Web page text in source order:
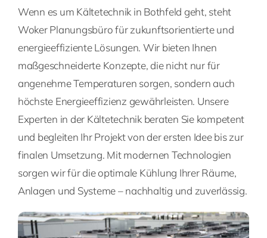
Wenn es um Kältetechnik in Bothfeld geht, steht
Woker Planungsbüro für zukunftsorientierte und
energieeffiziente Lösungen. Wir bieten Ihnen
maßgeschneiderte Konzepte, die nicht nur für
angenehme Temperaturen sorgen, sondern auch
höchste Energieeffizienz gewährleisten. Unsere
Experten in der Kältetechnik beraten Sie kompetent
und begleiten Ihr Projekt von der ersten Idee bis zur
finalen Umsetzung. Mit modernen Technologien
sorgen wir für die optimale Kühlung Ihrer Räume,
Anlagen und Systeme – nachhaltig und zuverlässig.